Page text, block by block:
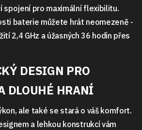
spojení pro maximální flexibilitu.
baterie můžete hrát neomezeně -
2,4 GHz a úžasných 36 hodin přes
DESIGN PRO
DLOUHÉ HRANÍ
ale také se stará o váš komfort.
a lehkou konstrukcí vám